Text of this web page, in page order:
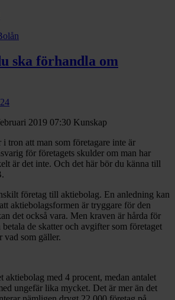
ska förhandla om
2019 07:30 Kunskap
tron att man som företagare inte är
för företagets skulder om man har
är det inte. Och det här bör du känna till
företag till aktiebolag. En anledning kan
aktiebolagsformen är tryggare för den
det också vara. Men kraven är hårda för
de skatter och avgifter som företaget
vad som gäller.
aktiebolag med 4 procent, medan antalet
ungefär lika mycket. Det är mer än det